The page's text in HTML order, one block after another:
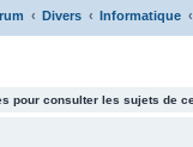
Divers Informatique
pour consulter les sujets de